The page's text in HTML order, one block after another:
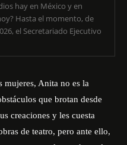
hay en México y en
de
el Secretariado Ejecutivo
mujeres, Anita no es la
que brotan desde
creaciones y les cuesta
de teatro, pero ante ello,